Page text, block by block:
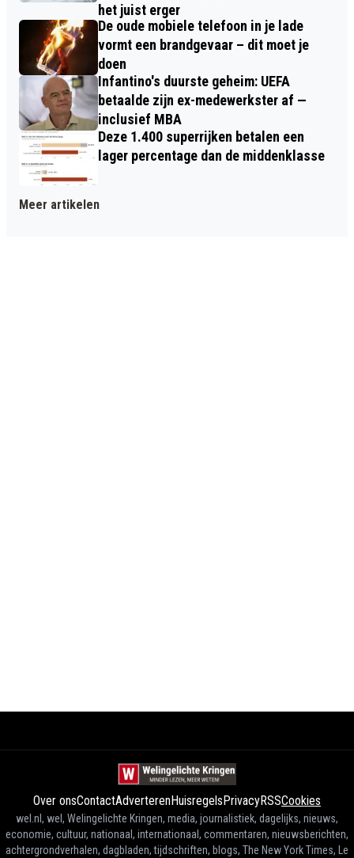
het juist erger
De oude mobiele telefoon in je lade
vormt een brandgevaar – dit moet je
doen
Infantino's duurste geheim: UEFA
betaalde zijn ex-medewerkster af —
inclusief MBA
Deze 1.400 superrijken betalen een
lager percentage dan de middenklasse
Meer artikelen
Over onsContactAdverterenHuisregelsPrivacyRSSCookies
wel.nl, wel, Welingelichte Kringen, media, journalistiek, dagelijks, nieuws,
economie, cultuur, nationaal, internationaal, commentaren, nieuwsberichten,
achtergrondverhalen, dagbladen, tijdschriften, blogs, The New York Times, Le